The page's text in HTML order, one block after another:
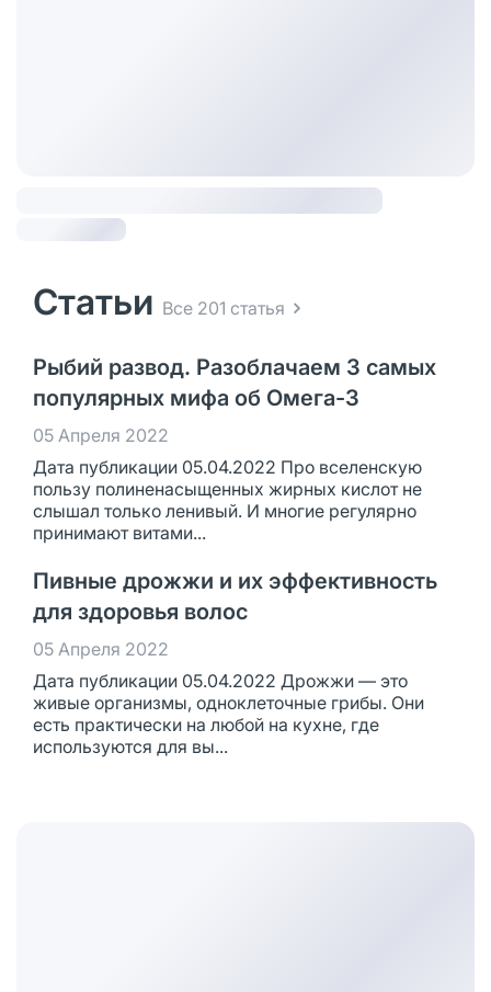
Статьи Все 201 статья
Рыбий развод. Разоблачаем 3 самых
популярных мифа об Омега-3
05 Апреля 2022
Дата публикации 05.04.2022 Про вселенскую
пользу полиненасыщенных жирных кислот не
слышал только ленивый. И многие регулярно
принимают витами...
Пивные дрожжи и их эффективность
для здоровья волос
05 Апреля 2022
Дата публикации 05.04.2022 Дрожжи — это
живые организмы, одноклеточные грибы. Они
есть практически на любой на кухне, где
используются для вы...